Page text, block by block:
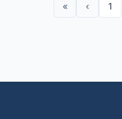
« ‹ 1